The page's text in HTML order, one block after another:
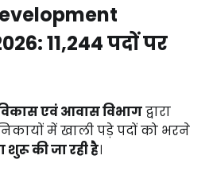
11,244 पदों पर
एवं आवास विभागद्वारा
में खाली पड़े पदों को भरने
शुरू की जा रही है।